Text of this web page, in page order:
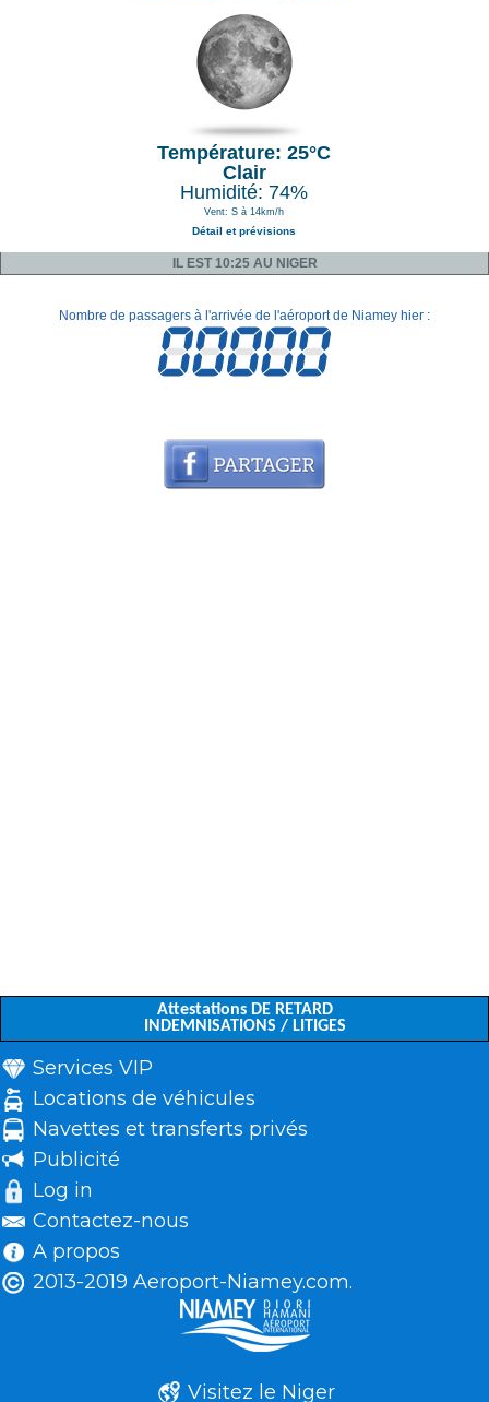
Température: 25°C
Clair
Humidité: 74%
Vent: S à 14km/h
Détail et prévisions
IL EST 10:25 AU NIGER
Nombre de passagers à l'arrivée de l'aéroport de Niamey hier :
Attestations DE RETARD
INDEMNISATIONS / LITIGES
Services VIP
Locations de véhicules
Navettes et transferts privés
Publicité
Log in
Contactez-nous
A propos
2013-2019 Aeroport-Niamey.com.
Visitez le Niger